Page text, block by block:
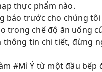
thực phẩm nào.
báo trước cho chúng
trong chế độ ăn uống
thông tin chi tiết, đừng
#Mì Ý từ một đầu bếp